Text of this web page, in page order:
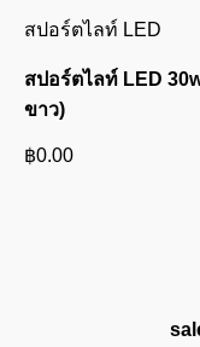
สปอร์ตไลท์ LED
สปอร์ตไลท์ LED
ขาว)
฿0.00